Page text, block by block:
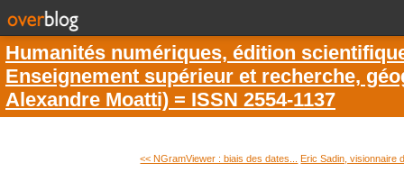
Humanités numériques, édition
Enseignement supérieur et recherche,
Alexandre Moatti) = ISSN 2554-1137
<< NGramViewer : biais des dates... Eric Sadin, visionnaire